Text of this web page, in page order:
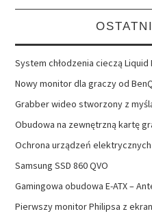
System chłodzenia cieczą Liquid
Nowy monitor dla graczy od
Grabber wideo stworzony z
Obudowa na zewnętrzną kartę
Ochrona urządzeń
Samsung SSD 860 QVO
Gamingowa obudowa E-ATX –
Pierwszy monitor Philipsa z